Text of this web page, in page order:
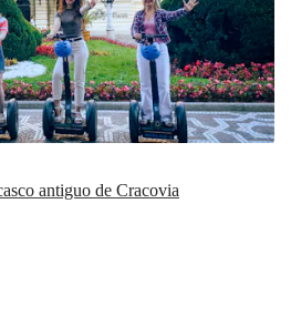
antiguo de Cracovia